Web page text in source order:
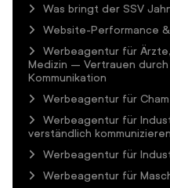
Was bringt der SSV
Website-Performance
Werbeagentur für
Medizin – Vertrauen
Kommunikation
Werbeagentur für Cham
Werbeagentur für
verständlich kommunizieren
Werbeagentur für
Werbeagentur für